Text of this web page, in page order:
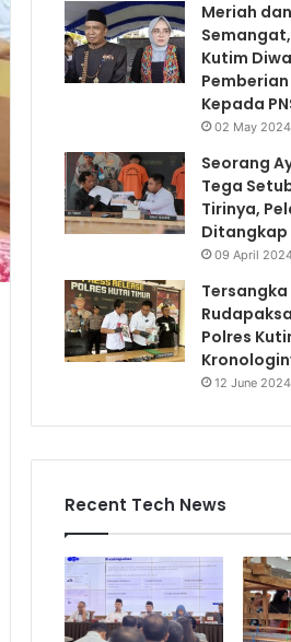
Meriah
Kutim
Kepada
02 May 2024
Seorang
Tega
Tirinya,
Ditangkap
09 April
Tersangka
Polres
12 June 2024
Recent Tech News